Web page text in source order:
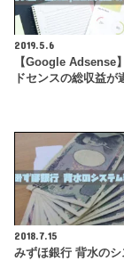
2019.5.6
【Google Adsense
ドセンスの総収益
2018.7.15
みずほ銀行 背水の